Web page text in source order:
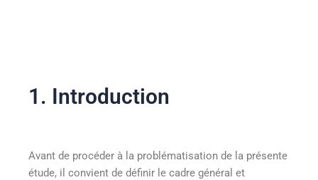
1. Introduction
Avant de procéder à la problématisation de la présente
étude, il convient de définir le cadre général et